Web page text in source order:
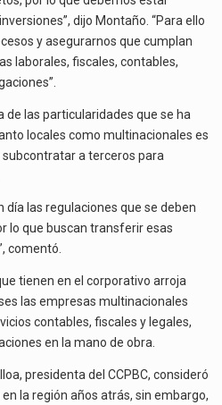
dijo Montaño. “Para ello
y asegurarnos que cumplan
laborales, fiscales, contables,
de las particularidades que se ha
locales como multinacionales es
a terceros para
día las regulaciones que se deben
lo que buscan transferir esas
comentó.
tienen en el corporativo arroja
las empresas multinacionales
contables, fiscales y legales,
en la mano de obra.
presidenta del CCPBC, consideró
la región años atrás, sin embargo,